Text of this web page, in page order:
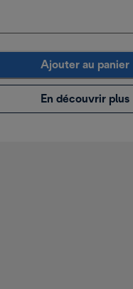
Ajouter au panier
En découvrir plus